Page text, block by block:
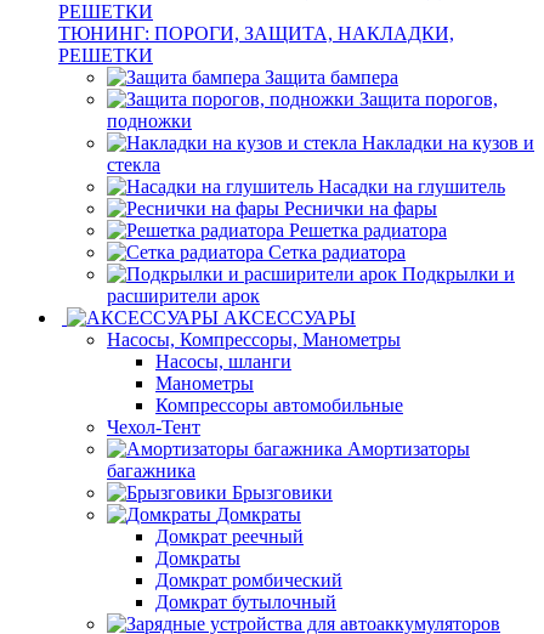
ТЮНИНГ: ПОРОГИ, ЗАЩИТА, НАКЛАДКИ,
РЕШЕТКИ
Защита бампера
Защита порогов,
подножки
Накладки на кузов и
стекла
Насадки на глушитель
Реснички на фары
Решетка радиатора
Сетка радиатора
Подкрылки и
расширители арок
АКСЕССУАРЫ
Насосы, Компрессоры, Манометры
Насосы, шланги
Манометры
Компрессоры автомобильные
Чехол-Тент
Амортизаторы
багажника
Брызговики
Домкраты
Домкрат реечный
Домкраты
Домкрат ромбический
Домкрат бутылочный